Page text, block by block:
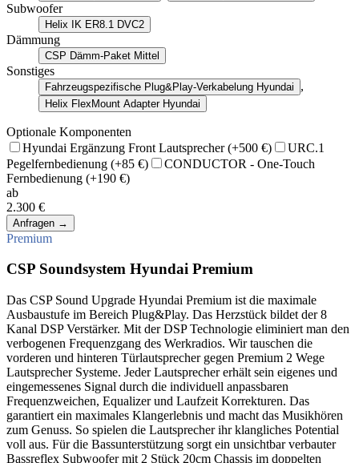
Subwoofer
Helix IK ER8.1 DVC2
Dämmung
CSP Dämm-Paket Mittel
Sonstiges
Fahrzeugspezifische Plug&Play-Verkabelung Hyundai ,
Helix FlexMount Adapter Hyundai
Optionale Komponenten
Hyundai Ergänzung Front Lautsprecher (+500 €)
URC.1
Pegelfernbedienung (+85 €)
CONDUCTOR - One-Touch
Fernbedienung (+190 €)
ab
2.300 €
Anfragen →
Premium
CSP Soundsystem Hyundai Premium
Das CSP Sound Upgrade Hyundai Premium ist die maximale
Ausbaustufe im Bereich Plug&Play. Das Herzstück bildet der 8
Kanal DSP Verstärker. Mit der DSP Technologie eliminiert man den
verbogenen Frequenzgang des Werkradios. Wir tauschen die
vorderen und hinteren Türlautsprecher gegen Premium 2 Wege
Lautsprecher Systeme. Jeder Lautsprecher erhält sein eigenes und
eingemessenes Signal durch die individuell anpassbaren
Frequenzweichen, Equalizer und Laufzeit Korrekturen. Das
garantiert ein maximales Klangerlebnis und macht das Musikhören
zum Genuss. So spielen die Lautsprecher ihr klangliches Potential
voll aus. Für die Bassunterstützung sorgt ein unsichtbar verbauter
Bassreflex Subwoofer mit 2 Stück 20cm Chassis im doppelten